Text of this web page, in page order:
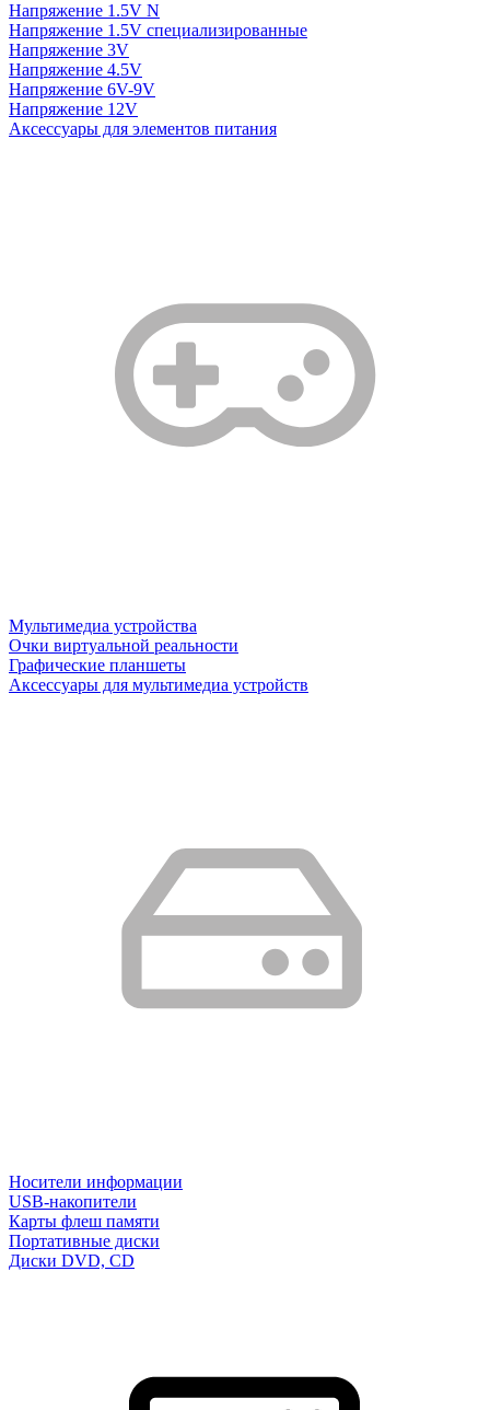
Напряжение 1.5V N
Напряжение 1.5V специализированные
Напряжение 3V
Напряжение 4.5V
Напряжение 6V-9V
Напряжение 12V
Аксессуары для элементов питания
Мультимедиа устройства
Очки виртуальной реальности
Графические планшеты
Аксессуары для мультимедиа устройств
Носители информации
USB-накопители
Карты флеш памяти
Портативные диски
Диски DVD, CD